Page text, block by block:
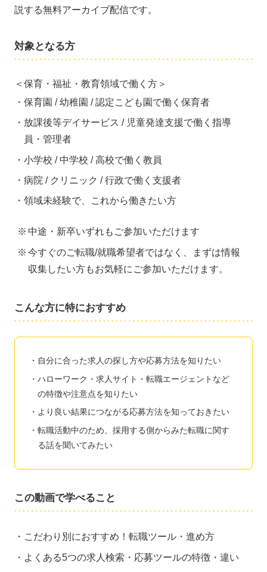
説する無料アーカイブ配信です。
対象となる方
＜保育・福祉・教育領域で働く方＞
保育園 / 幼稚園 / 認定こども園で働く保育者
放課後等デイサービス / 児童発達支援で働く指導
員・管理者
小学校 / 中学校 / 高校で働く教員
病院 / クリニック / 行政で働く支援者
領域未経験で、これから働きたい方
中途・新卒いずれもご参加いただけます
今すぐのご転職/就職希望者ではなく、まずは情報
収集したい方もお気軽にご参加いただけます。
こんな方に特におすすめ
自分に合った求人の探し方や応募方法を知りたい
ハローワーク・求人サイト・転職エージェントなど
の特徴や注意点を知りたい
より良い結果につながる応募方法を知っておきたい
転職活動中のため、採用する側からみた転職に関す
る話を聞いてみたい
この動画で学べること
こだわり別におすすめ！転職ツール・進め方
よくある5つの求人検索・応募ツールの特徴・違い